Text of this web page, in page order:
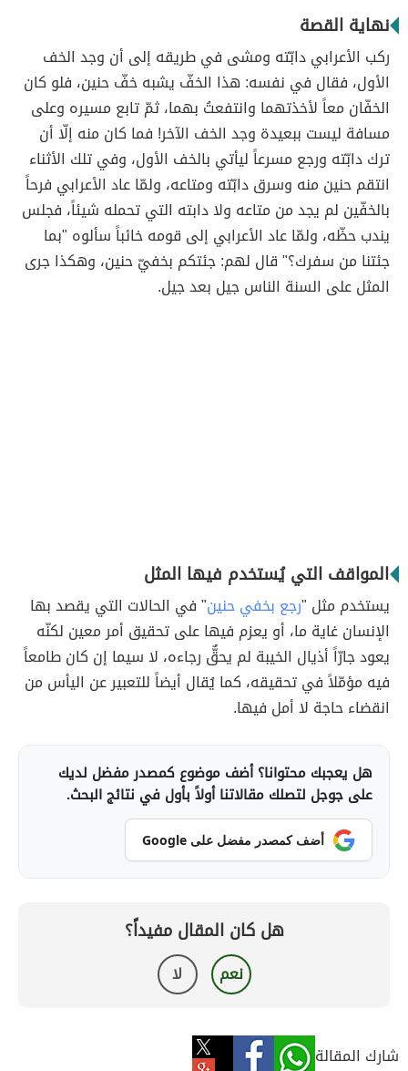
نهاية القصة
ركب الأعرابي دابّته ومشى في طريقه إلى أن وجد الخف
الأول، فقال في نفسه: هذا الخفّ يشبه خفّ حنين، فلو كان
الخفّان معاً لأخذتهما وانتفعتُ بهما، ثمّ تابع مسيره وعلى
مسافة ليست ببعيدة وجد الخف الآخر! فما كان منه إلّا أن
ترك دابّته ورجع مسرعاً ليأتي بالخف الأول، وفي تلك الأثناء
انتقم حنين منه وسرق دابّته ومتاعه، ولمّا عاد الأعرابي فرحاً
بالخفّين لم يجد من متاعه ولا دابته التي تحمله شيئاً، فجلس
يندب حظّه، ولمّا عاد الأعرابي إلى قومه خائباً سألوه "بما
جئتنا من سفرك؟" قال لهم: جئتكم بخفيّ حنين، وهكذا جرى
المثل على السنة الناس جيل بعد جيل.
المواقف التي يُستخدم فيها المثل
يستخدم مثل "رجع بخفي حنين" في الحالات التي يقصد بها
الإنسان غاية ما، أو يعزم فيها على تحقيق أمر معين لكنّه
يعود جارّاً أذيال الخيبة لم يحقٌّ رجاءه، لا سيما إن كان طامعاً
فيه مؤمّلاً في تحقيقه، كما يُقال أيضاً للتعبير عن اليأس من
انقضاء حاجة لا أمل فيها.
هل يعجبك محتوانا؟ أضف موضوع كمصدر مفضل لديك
على جوجل لتصلك مقالاتنا أولاً بأول في نتائج البحث.
أضف كمصدر مفضل على Google
هل كان المقال مفيداً؟
نعم لا
شارك المقالة